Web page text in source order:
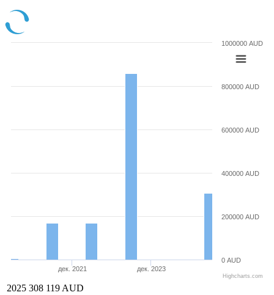
дек. 2021 дек. 2023
0 AUD
200000 AUD
400000 AUD
600000 AUD
800000 AUD
1000000 AUD
Highcharts.com
2025 308 119 AUD